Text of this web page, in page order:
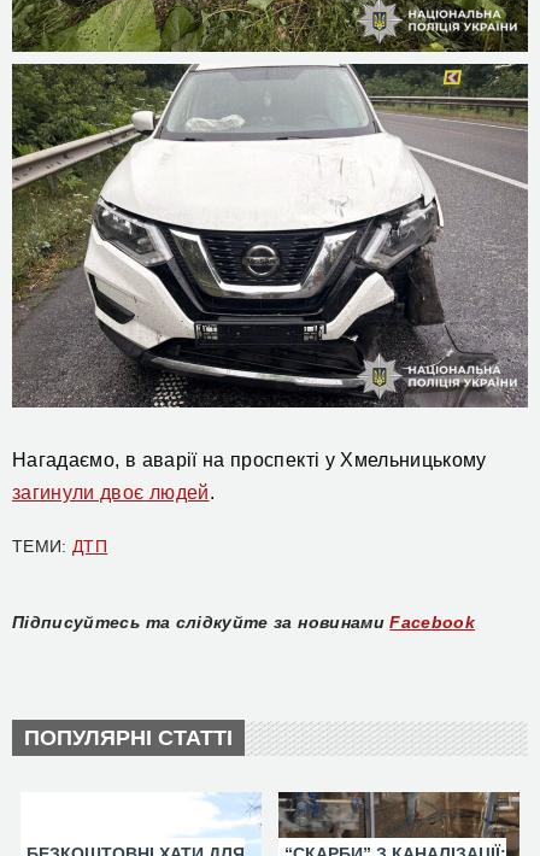
Нагадаємо, в аварії на проспекті у Хмельницькому
загинули двоє людей.
ТЕМИ: ДТП
Підписуйтесь та слідкуйте за новинами Facebook
ПОПУЛЯРНІ СТАТТІ